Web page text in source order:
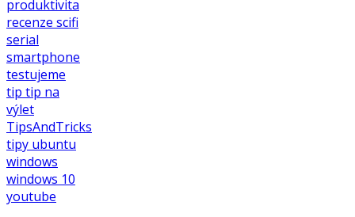
produktivita
recenze scifi
serial
smartphone
testujeme
tip tip na
výlet
TipsAndTricks
tipy ubuntu
windows
windows 10
youtube